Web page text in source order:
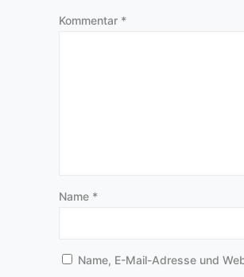
Kommentar *
Name *
Name, E-Mail-Adresse und